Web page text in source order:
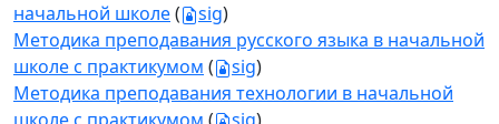
начальной школе( sig)
Методика преподавания русского языка в начальной
школе с практикумом ( sig)
Методика преподавания технологии в начальной